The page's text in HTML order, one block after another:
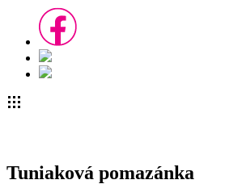
Tuniaková pomazánka